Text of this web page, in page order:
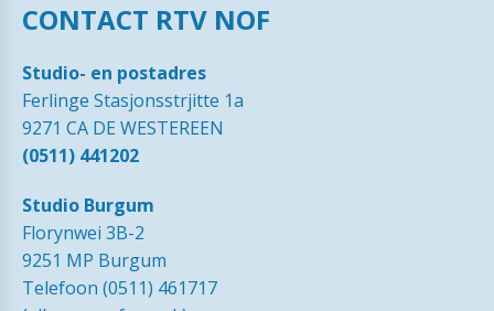
CONTACT RTV NOF
Studio- en postadres
Ferlinge Stasjonsstrjitte 1a
9271 CA DE WESTEREEN
(0511) 441202
Studio Burgum
Florynwei 3B-2
9251 MP Burgum
Telefoon (0511) 461717